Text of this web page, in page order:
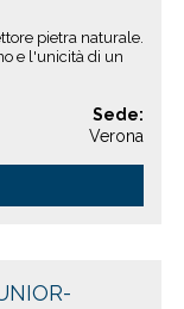
pietra naturale.
e l'unicità di un
Sede:
Verona